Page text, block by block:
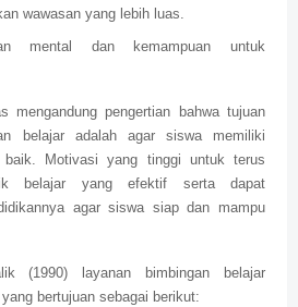
wawasan yang lebih luas.
mental dan kemampuan untuk
mengandung pengertian bahwa tujuan
belajar adalah agar siswa memiliki
baik. Motivasi yang tinggi untuk terus
belajar yang efektif serta dapat
agar siswa siap dan mampu
(1990) layanan bimbingan belajar
bertujuan sebagai berikut: